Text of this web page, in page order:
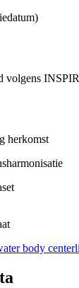
volgens
herkomst
body